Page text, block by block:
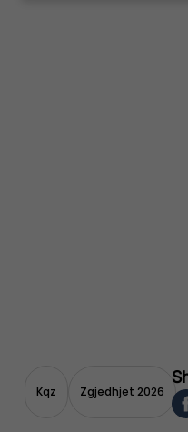
Kqz Zgjedhjet 2026